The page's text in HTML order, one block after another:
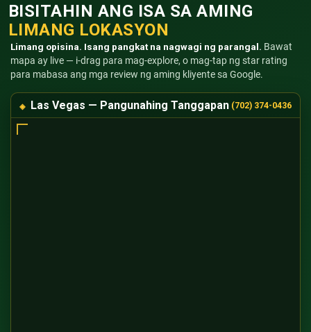
BISITAHIN ANG ISA SA AMING
LIMANG LOKASYON
Limang opisina. Isang pangkat na nagwagi ng parangal. Bawat
mapa ay live — i-drag para mag-explore, o mag-tap ng star rating
para mabasa ang mga review ng aming kliyente sa Google.
Las Vegas — Pangunahing Tanggapan (702) 374-0436